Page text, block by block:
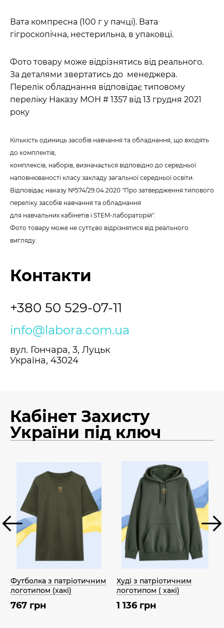
Вата компресна (100 г у пачці). Вата
гігроскопічна, нестерильна, в упаковці.
Фото товару може відрізнятись від реального.
За деталями звертатись до менеджера.
Перелік обладнання відповідає типовому
переліку Наказу МОН # 1357 від 13 грудня 2021
року
Кількість одиниць засобів навчання та обладнання, що входять
до комплектів,
комплексів, наборів, визначається відповідно до середньої
наповнюваності класу закладу загальної середньої освіти.
Відповідає наказу №574/29.04.2020 "Про затвердження типового
переліку засобів навчання та обладнання
для навчальних кабінетів і STEM-лабораторій".
Фото товару може не суттєво відрізнятися від реального
вигляду.
Контакти
+380 50 529-07-11
info@labora.com.ua
вул. Гончара, 3, Луцьк
Україна, 43024
Кабінет Захисту
України під ключ
Футболка з патріотичним
логотипом (хакі)
767 грн
Худі з патріотичним
логотипом ( хакі)
1 136 грн